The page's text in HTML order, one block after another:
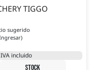
TIGGO
sugerido
incluido
STOCK